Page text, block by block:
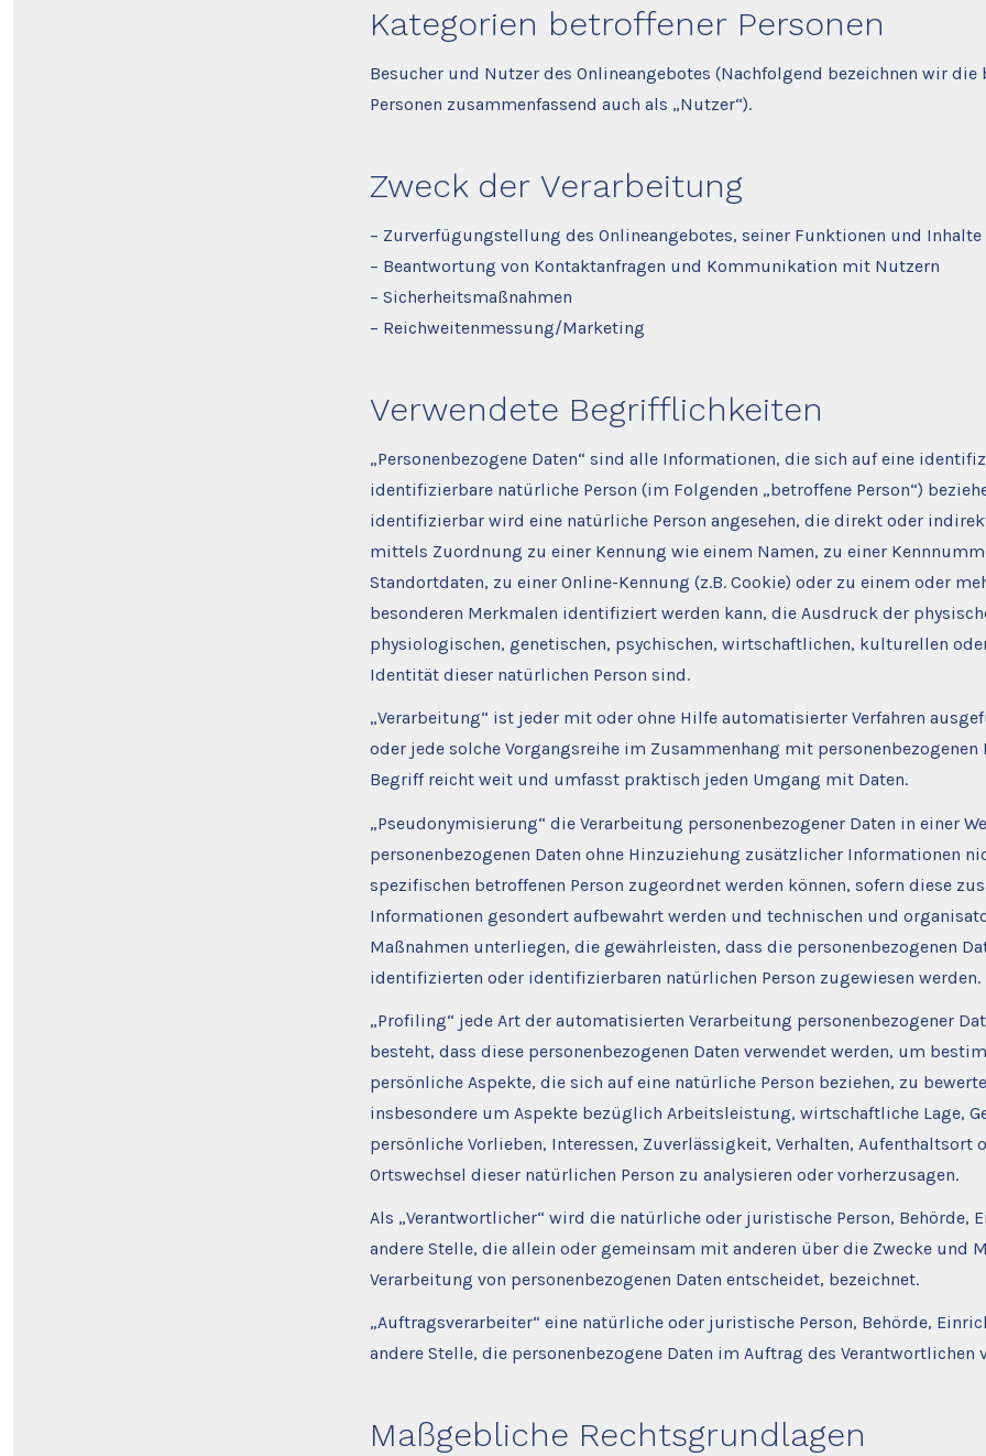
Kategorien betroffener Personen
Besucher und Nutzer des Onlineangebotes (Nachfolgend bezeichnen wir die
Personen zusammenfassend auch als „Nutzer“).
Zweck der Verarbeitung
– Zurverfügungstellung des Onlineangebotes, seiner Funktionen und Inhalte
– Beantwortung von Kontaktanfragen und Kommunikation mit Nutzern
– Sicherheitsmaßnahmen
– Reichweitenmessung/Marketing
Verwendete Begrifflichkeiten
„Personenbezogene Daten“ sind alle Informationen, die sich auf eine
identifizierbare natürliche Person (im Folgenden „betroffene Person“)
identifizierbar wird eine natürliche Person angesehen, die direkt oder
mittels Zuordnung zu einer Kennung wie einem Namen, zu einer
Standortdaten, zu einer Online-Kennung (z.B. Cookie) oder zu einem oder
besonderen Merkmalen identifiziert werden kann, die Ausdruck der
physiologischen, genetischen, psychischen, wirtschaftlichen, kulturellen
Identität dieser natürlichen Person sind.
„Verarbeitung“ ist jeder mit oder ohne Hilfe automatisierter Verfahren
oder jede solche Vorgangsreihe im Zusammenhang mit personenbezogenen
Begriff reicht weit und umfasst praktisch jeden Umgang mit Daten.
„Pseudonymisierung“ die Verarbeitung personenbezogener Daten in einer
personenbezogenen Daten ohne Hinzuziehung zusätzlicher Informationen
spezifischen betroffenen Person zugeordnet werden können, sofern diese
Informationen gesondert aufbewahrt werden und technischen und
Maßnahmen unterliegen, die gewährleisten, dass die personenbezogenen
identifizierten oder identifizierbaren natürlichen Person zugewiesen werden.
„Profiling“ jede Art der automatisierten Verarbeitung personenbezogener
besteht, dass diese personenbezogenen Daten verwendet werden, um
persönliche Aspekte, die sich auf eine natürliche Person beziehen, zu
insbesondere um Aspekte bezüglich Arbeitsleistung, wirtschaftliche Lage,
persönliche Vorlieben, Interessen, Zuverlässigkeit, Verhalten, Aufenthaltsort
Ortswechsel dieser natürlichen Person zu analysieren oder vorherzusagen.
Als „Verantwortlicher“ wird die natürliche oder juristische Person, Behörde,
andere Stelle, die allein oder gemeinsam mit anderen über die Zwecke und
Verarbeitung von personenbezogenen Daten entscheidet, bezeichnet.
„Auftragsverarbeiter“ eine natürliche oder juristische Person, Behörde,
andere Stelle, die personenbezogene Daten im Auftrag des Verantwortlichen
Maßgebliche Rechtsgrundlagen